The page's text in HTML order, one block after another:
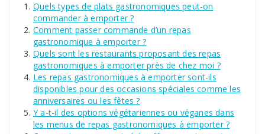
Quels types de plats gastronomiques peut-on
commander à emporter ?
Comment passer commande d’un repas
gastronomique à emporter ?
Quels sont les restaurants proposant des repas
gastronomiques à emporter près de chez moi ?
Les repas gastronomiques à emporter sont-ils
disponibles pour des occasions spéciales comme les
anniversaires ou les fêtes ?
Y a-t-il des options végétariennes ou véganes dans
les menus de repas gastronomiques à emporter ?